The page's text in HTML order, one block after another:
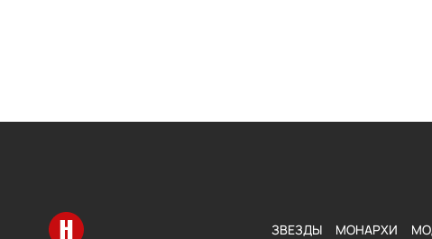
Перейти на главную ЗВЕЗДЫ МОНАРХИ